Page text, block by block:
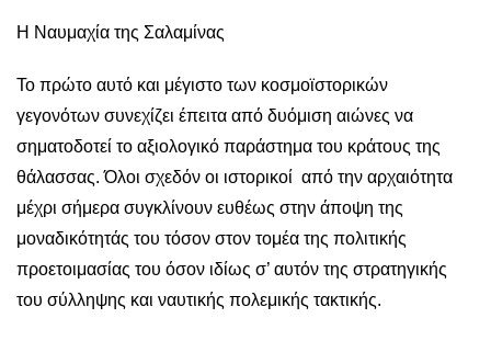
Η Ναυμαχία της Σαλαμίνας
Το πρώτο αυτό και μέγιστο των κοσμοϊστορικών
γεγονότων συνεχίζει έπειτα από δυόμιση αιώνες να
σηματοδοτεί το αξιολογικό παράστημα του κράτους της
θάλασσας. Όλοι σχεδόν οι ιστορικοί από την αρχαιότητα
μέχρι σήμερα συγκλίνουν ευθέως στην άποψη της
μοναδικότητάς του τόσον στον τομέα της πολιτικής
προετοιμασίας του όσον ιδίως σ’ αυτόν της στρατηγικής
του σύλληψης και ναυτικής πολεμικής τακτικής.